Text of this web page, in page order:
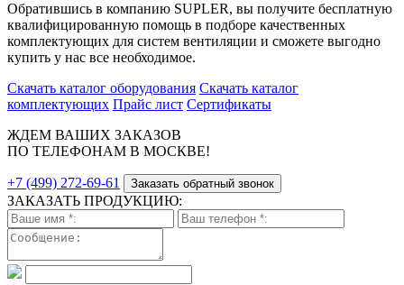
Обратившись в компанию SUPLER, вы получите бесплатную
квалифицированную помощь в подборе качественных
комплектующих для систем вентиляции и сможете выгодно
купить у нас все необходимое.
Скачать каталог оборудования Скачать каталог
комплектующих Прайс лист Сертификаты
ЖДЕМ ВАШИХ ЗАКАЗОВ
ПО ТЕЛЕФОНАМ В МОСКВЕ!
+7 (499) 272-69-61 Заказать обратный звонок
ЗАКАЗАТЬ ПРОДУКЦИЮ: